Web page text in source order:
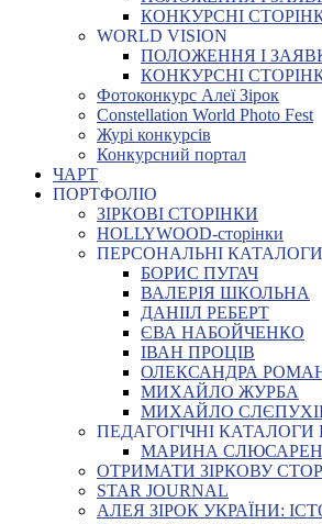
КОНКУРСНІ
WORLD VISION
ПОЛОЖЕННЯ І
КОНКУРСНІ
Фотоконкурс Алеї Зірок
Constellation World Photo Fest
Журі конкурсів
Конкурсний портал
ЧАРТ
ПОРТФОЛІО
ЗІРКОВІ СТОРІНКИ
HOLLYWOOD-сторінки
ПЕРСОНАЛЬНІ
БОРИС ПУГАЧ
ВАЛЕРІЯ ШКОЛЬНА
ДАНІІЛ РЕБЕРТ
ЄВА НАБОЙЧЕНКО
ІВАН ПРОЦІВ
ОЛЕКСАНДРА
МИХАЙЛО ЖУРБА
МИХАЙЛО
ПЕДАГОГІЧНІ КАТАЛОГИ
МАРИНА
ОТРИМАТИ ЗІРКОВУ
STAR JOURNAL
АЛЕЯ ЗІРОК УКРАЇНИ: